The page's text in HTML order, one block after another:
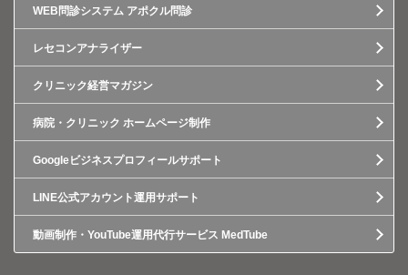
WEB問診システム アポクル問診
レセコンアナライザー
クリニック経営マガジン
病院・クリニック ホームページ制作
Googleビジネスプロフィールサポート
LINE公式アカウント運用サポート
動画制作・YouTube運用代行サービス MedTube